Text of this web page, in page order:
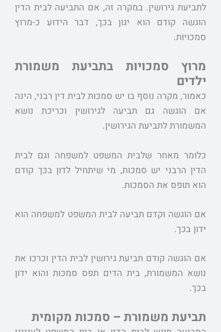
לתביעת גירושין. במקרה זה, אם התביעה לבית הדין
הוגשה קודם הוא יגון בכך, דבר הידוע כ-מרוץ
סמכויות.
מרוץ סמכויות בתביעת משמורת
ילדים
כאמור, מקרה נוסף בו יש סמכות לבית דין רבני, הינה
אם הוגשה גם תביעה לגירושין וכריכת נושא
המשמורת לתביעת הגירושין.
כלומר מאחר שלבית המשפט למשפחה וגם לבית
הדין הרבני יש סמכות, מי שיתחיל לדון בכך קודם
הוא תופס את הסמכות.
אם הוגשה וקדם תביעה לבית המשפט למשפחה הוא
ידון בכך.
אם הוגשה קודם תביעת גירושין לבית הדין וכרכו את
נושא המשמורת, בית הדים תפס סמכות והוא ידון
בכך.
תביעת משמורת – סמכות מקומית